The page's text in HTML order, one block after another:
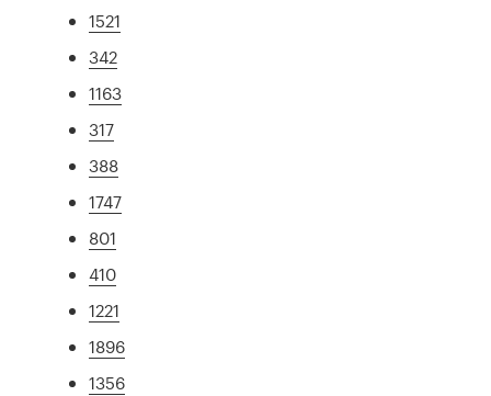
1521
342
1163
317
388
1747
801
410
1221
1896
1356